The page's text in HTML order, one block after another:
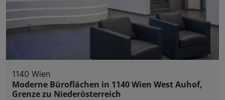
1140 Wien
Moderne Büroflächen in 1140 Wien West Auhof,
Grenze zu Niederösterreich